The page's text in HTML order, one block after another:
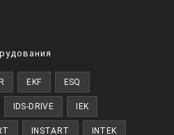
EKF ESQ
IDS-DRIVE IEK
INSTART INTEK